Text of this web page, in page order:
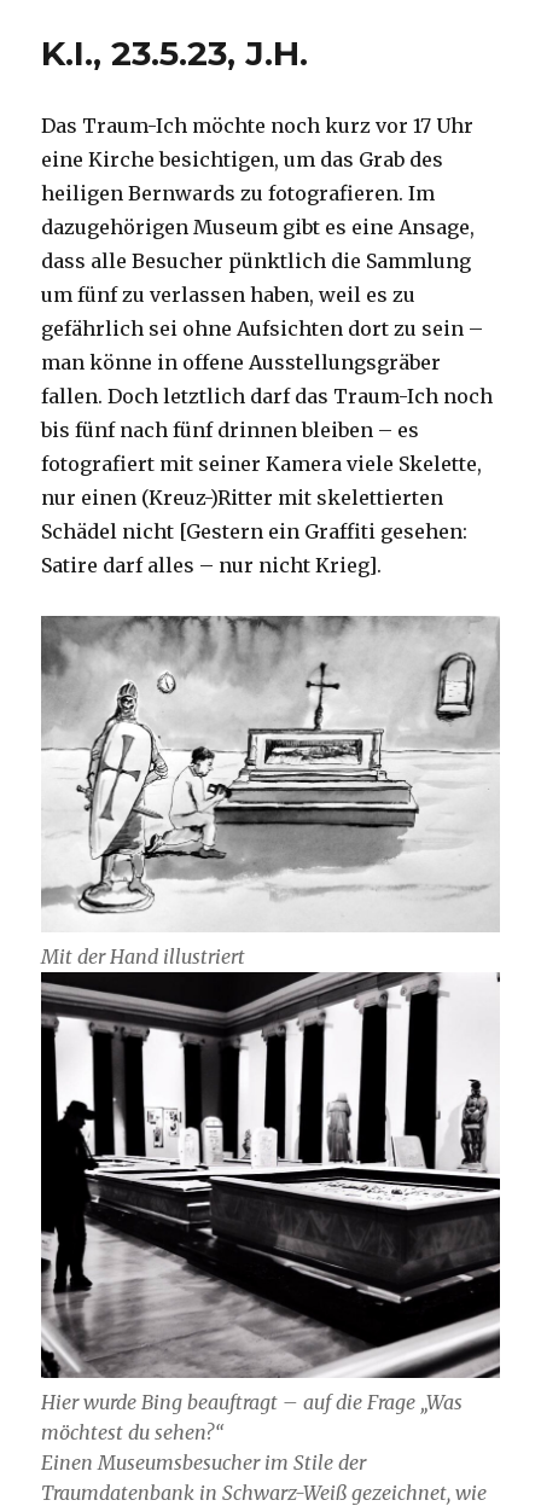
K.I., 23.5.23, J.H.
Das Traum-Ich möchte noch kurz vor 17 Uhr
eine Kirche besichtigen, um das Grab des
heiligen Bernwards zu fotografieren. Im
dazugehörigen Museum gibt es eine Ansage,
dass alle Besucher pünktlich die Sammlung
um fünf zu verlassen haben, weil es zu
gefährlich sei ohne Aufsichten dort zu sein –
man könne in offene Ausstellungsgräber
fallen. Doch letztlich darf das Traum-Ich noch
bis fünf nach fünf drinnen bleiben – es
fotografiert mit seiner Kamera viele Skelette,
nur einen (Kreuz-)Ritter mit skelettierten
Schädel nicht [Gestern ein Graffiti gesehen:
Satire darf alles – nur nicht Krieg].
Mit der Hand illustriert
Hier wurde Bing beauftragt – auf die Frage „Was
möchtest du sehen?“
Einen Museumsbesucher im Stile der
Traumdatenbank in Schwarz-Weiß gezeichnet, wie